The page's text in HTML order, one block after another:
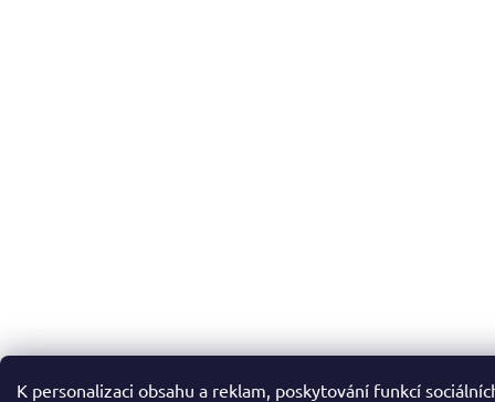
K personalizaci obsahu a reklam, poskytování funkcí